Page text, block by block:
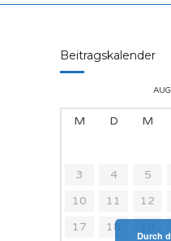
Beitragskalender
M D M
3
4 5
10
11 12
17
18
Durch